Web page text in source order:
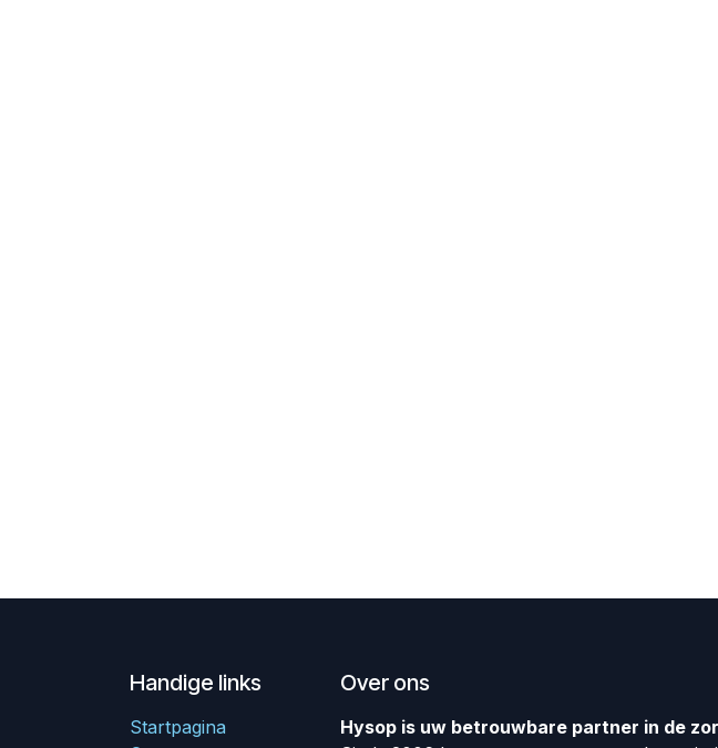
Handige links
Startpagina
Over ons
Hysop is uw betrouwbare partner in de